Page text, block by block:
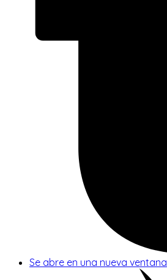
Se abre en una nueva ventana